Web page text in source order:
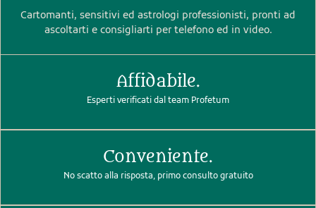
Cartomanti, sensitivi ed astrologi professionisti, pronti ad
ascoltarti e consigliarti per telefono ed in video.
Affidabile.
Esperti verificati dal team Profetum
Conveniente.
No scatto alla risposta, primo consulto gratuito